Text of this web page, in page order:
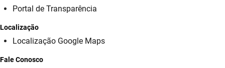
Portal de Transparência
Localização
Localização Google Maps
Fale Conosco